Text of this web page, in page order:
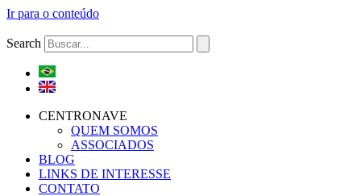
Ir para o conteúdo
Search
CENTRONAVE
QUEM SOMOS
ASSOCIADOS
BLOG
LINKS DE INTERESSE
CONTATO